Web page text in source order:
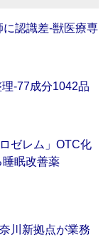
認識差‐獣医療専
‐77成分1042品
ゼレム」OTC化
睡眠改善薬
川新拠点が業務